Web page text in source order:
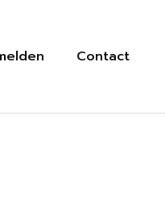
Contact